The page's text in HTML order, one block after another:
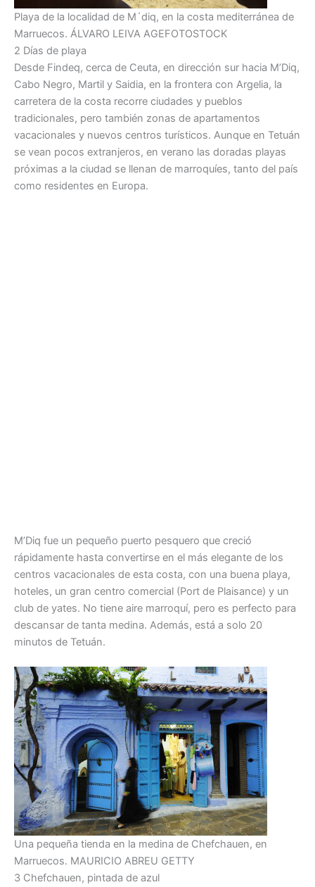
Playa de la localidad de M´diq, en la costa mediterránea de
Marruecos. ÁLVARO LEIVA AGEFOTOSTOCK
2 Días de playa
Desde Findeq, cerca de Ceuta, en dirección sur hacia M’Diq,
Cabo Negro, Martil y Saidia, en la frontera con Argelia, la
carretera de la costa recorre ciudades y pueblos
tradicionales, pero también zonas de apartamentos
vacacionales y nuevos centros turísticos. Aunque en Tetuán
se vean pocos extranjeros, en verano las doradas playas
próximas a la ciudad se llenan de marroquíes, tanto del país
como residentes en Europa.
M’Diq fue un pequeño puerto pesquero que creció
rápidamente hasta convertirse en el más elegante de los
centros vacacionales de esta costa, con una buena playa,
hoteles, un gran centro comercial (Port de Plaisance) y un
club de yates. No tiene aire marroquí, pero es perfecto para
descansar de tanta medina. Además, está a solo 20
minutos de Tetuán.
Una pequeña tienda en la medina de Chefchauen, en
Marruecos. MAURICIO ABREU GETTY
3 Chefchauen, pintada de azul